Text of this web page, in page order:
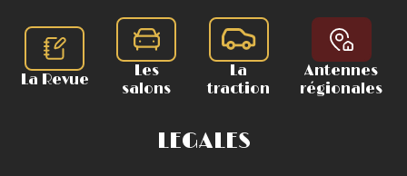
La Revue
Les
salons
La
traction
Antennes
régionales
LEGALES